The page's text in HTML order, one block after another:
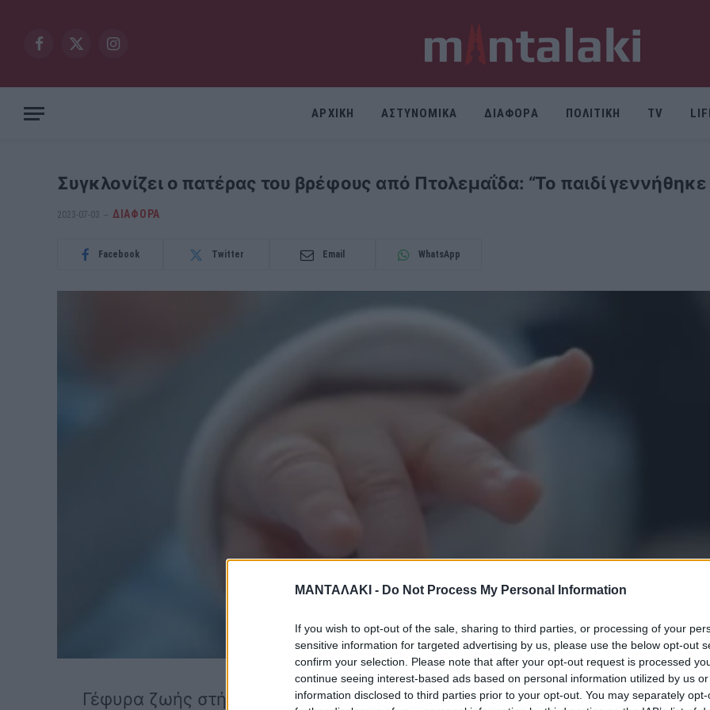
ΜΑΝΤΑΛΑΚΙ - Do Not Process My Personal Information
If you wish to opt-out of the sale, sharing to third parties, or processing of your
sensitive information for targeted advertising by us, please use the below opt-out
confirm your selection. Please note that after your opt-out request is processed
continue seeing interest-based ads based on personal information utilized by us
information disclosed to third parties prior to your opt-out. You may separately
Facebook
X
Instagram
ΑΡΧΙΚΗ ΑΣΤΥΝΟΜΙΚΑ ΔΙΑΦΟΡΑ ΠΟΛΙΤΙΚΗ TV
Συγκλονίζει ο πατέρας του βρέφους από Πτολεμαΐδα: “Το παιδί
2023-07-03 ΔΙΆΦΟΡΑ
Facebook Twitter Email WhatsApp
Γέφυρα ζωής στήθηκε από την αστυνομία για τη διάσωση του βρέφους